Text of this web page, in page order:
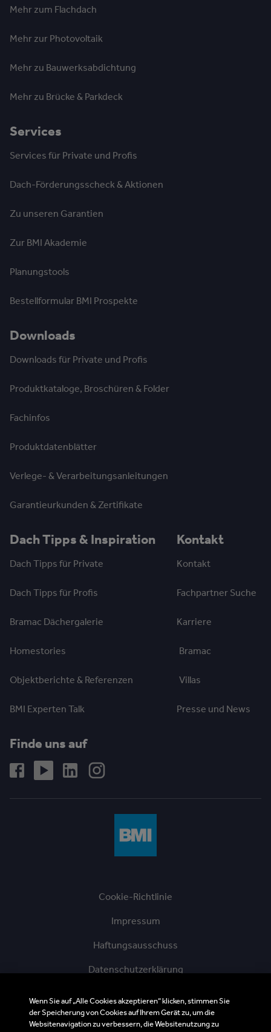
Mehr zum Flachdach
Mehr zur Photovoltaik
Mehr zu Bauwerksabdichtung
Mehr zu Brücke & Parkdeck
Services
Services für Private und Profis
Dach-Förderungsscheck & Aktionen
Zu unseren Garantien
Zur BMI Akademie
Planungstools
Bestellformular BMI Prospekte
Downloads
Downloads für Private und Profis
Produktkataloge, Broschüren & Folder
Fachinfos
Produktdatenblätter
Verlege- & Verarbeitungsanleitungen
Garantieurkunden & Zertifikate
Dach Tipps & Inspiration
Dach Tipps für Private
Dach Tipps für Profis
Bramac Dächergalerie
Homestories
Objektberichte & Referenzen
BMI Experten Talk
Kontakt
Kontakt
Fachpartner Suche
Karriere
Bramac
Villas
Presse und News
Finde uns auf
Cookie-Richtlinie
Impressum
Haftungsausschuss
Datenschutzerklärung
Ethik-Hotline
Wenn Sie auf „Alle Cookies akzeptieren“ klicken, stimmen Sie
der Speicherung von Cookies auf Ihrem Gerät zu, um die
Websitenavigation zu verbessern, die Websitenutzung zu